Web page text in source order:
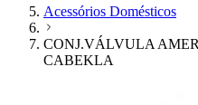
Acessórios Domésticos
CONJ.VÁLVULA
CABEKLA